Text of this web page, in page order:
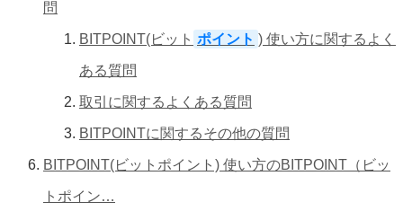
問
BITPOINT(ビット ポイント ) 使い方に関するよく
ある質問
取引に関するよくある質問
BITPOINTに関するその他の質問
BITPOINT(ビットポイント) 使い方のBITPOINT（ビッ
トポイン…